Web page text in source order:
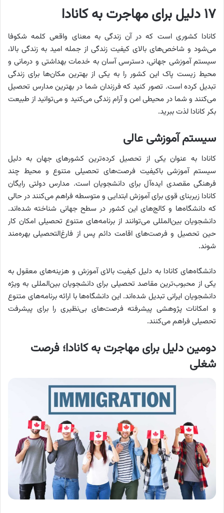
۱۷ دلیل برای مهاجرت به کانادا
کانادا کشوری است که در آن زندگی به معنای واقعی کلمه شکوفا
می‌شود و شاخص‌های بالای کیفیت زندگی از جمله امید به زندگی بالا،
سیستم آموزشی جهانی، دسترسی آسان به خدمات بهداشتی و درمانی و
محیط زیست پاک این کشور را به یکی از بهترین مکان‌ها برای زندگی
تبدیل کرده است. تصور کنید که فرزندان شما در بهترین مدارس تحصیل
می‌کنند و شما در محیطی امن و آرام زندگی می‌کنید و می‌توانید از طبیعت
بکر کانادا لذت ببرید.
سیستم آموزشی عالی
کانادا به عنوان یکی از تحصیل کرده‌ترین کشورهای جهان به دلیل
سیستم آموزشی باکیفیت فرصت‌های تحصیلی متنوع و محیط چند
فرهنگی مقصدی ایده‌آل برای دانشجویان است. مدارس دولتی رایگان
کانادا زیربنای قوی برای آموزش ابتدایی و متوسطه فراهم می‌کنند در حالی
که دانشگاه‌ها و کالج‌های این کشور در سطح جهانی شناخته شده‌اند.
دانشجویان بین‌المللی می‌توانند از برنامه‌های متنوع تحصیلی امکان کار
حین تحصیل و فرصت‌های اقامت دائم پس از فارغ‌التحصیلی بهره‌مند
شوند.
دانشگاه‌های کانادا به دلیل کیفیت بالای آموزش و هزینه‌های معقول به
یکی از محبوب‌ترین مقاصد تحصیلی برای دانشجویان بین‌المللی به ویژه
دانشجویان ایرانی تبدیل شده‌اند. این دانشگاه‌ها با ارائه برنامه‌های متنوع
و امکانات پژوهشی پیشرفته فرصت‌های بی‌نظیری را برای پیشرفت
تحصیلی فراهم می‌کنند.
دومین دلیل برای مهاجرت به کانادا؛ فرصت
شغلی